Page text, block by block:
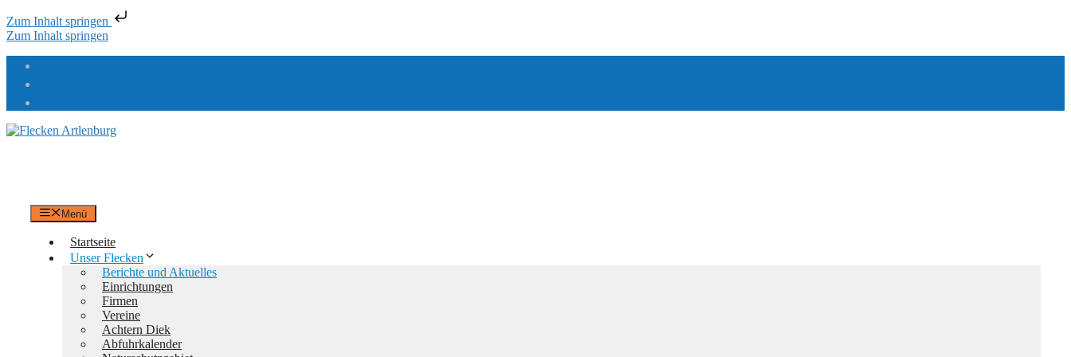
Zum Inhalt springen
Zum Inhalt springen
Menü
Startseite
Unser Flecken
Berichte und Aktuelles
Einrichtungen
Firmen
Vereine
Achtern Diek
Abfuhrkalender